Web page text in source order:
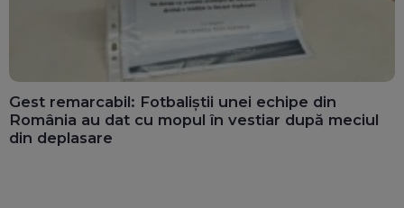
Gest remarcabil: Fotbaliștii unei echipe din
România au dat cu mopul în vestiar după meciul
din deplasare